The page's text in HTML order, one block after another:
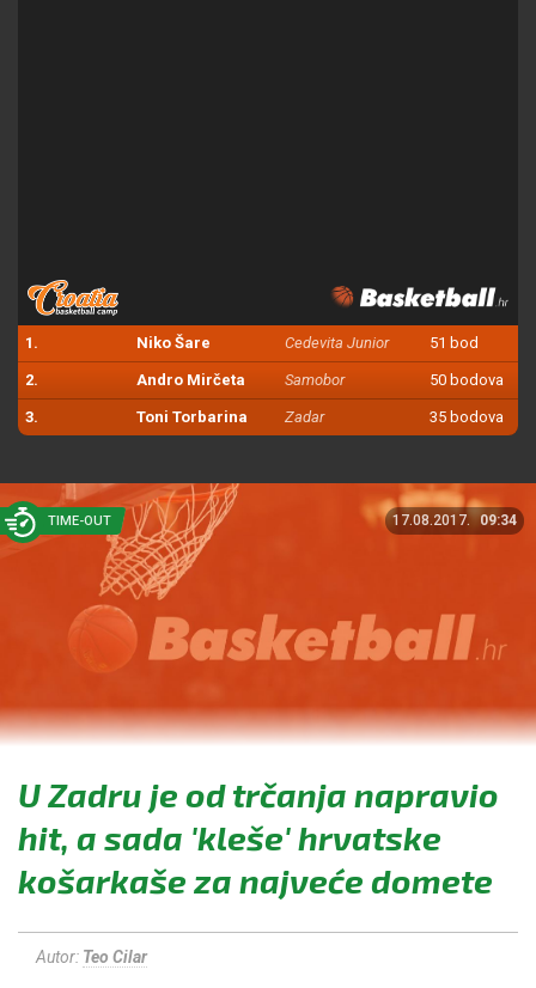
1. Niko Šare Cedevita Junior 51 bod
2. Andro Mirčeta Samobor 50 bodova
3. Toni Torbarina Zadar 35 bodova
TIME-OUT 17.08.2017. 09:34
U Zadru je od trčanja napravio
hit, a sada 'kleše' hrvatske
košarkaše za najveće domete
Autor: Teo Cilar